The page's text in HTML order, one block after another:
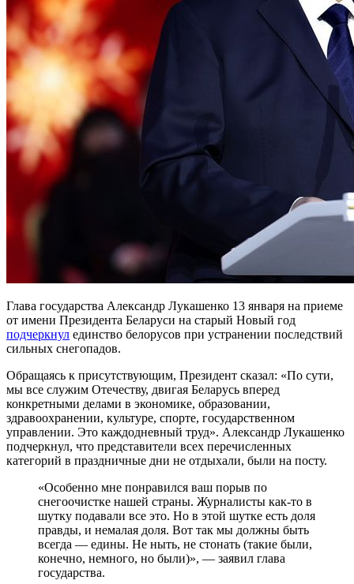
Глава государства Александр Лукашенко 13 января на приеме
от имени Президента Беларуси на старый Новый год
подчеркнул единство белорусов при устранении последствий
сильных снегопадов.
Обращаясь к присутствующим, Президент сказал: «По сути,
мы все служим Отечеству, двигая Беларусь вперед
конкретными делами в экономике, образовании,
здравоохранении, культуре, спорте, государственном
управлении. Это каждодневный труд». Александр Лукашенко
подчеркнул, что представители всех перечисленных
категорий в праздничные дни не отдыхали, были на посту.
«Особенно мне понравился ваш порыв по
снегоочистке нашей страны. Журналисты как-то в
шутку подавали все это. Но в этой шутке есть доля
правды, и немалая доля. Вот так мы должны быть
всегда — едины. Не ныть, не стонать (такие были,
конечно, немного, но были)», — заявил глава
государства.